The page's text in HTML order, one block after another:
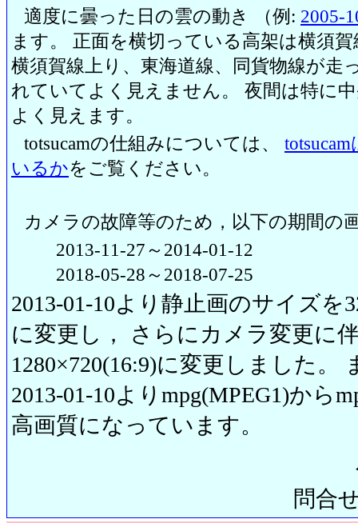
適度に曇った日の雲の動き （例: 2005-
ます。 正面を横切っている高架は横須
横須賀線上り、東海道線、同貨物線が走
れていてよく見えません。 夜間は特に
よく見えます。
totsucamの仕組みについては、
いるかをご覧ください。
カメラの故障等のため，以下の期間の
2013-11-27～2014-01-12
2018-05-28～2018-07-25
2013-01-10より静止画のサイズを
に変更し， さらにカメラ変更に
1280×720(16:9)に変更しました。
2013-01-10よりmpg(MPEG1)から
高画質になっています。
問合